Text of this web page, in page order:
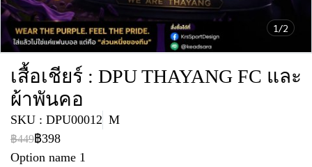
1/2
เสื้อเชียร์ : DPU THAYANG FC และ
ผ้าพันคอ
SKU : DPU00012 M
฿449฿398
Option name 1